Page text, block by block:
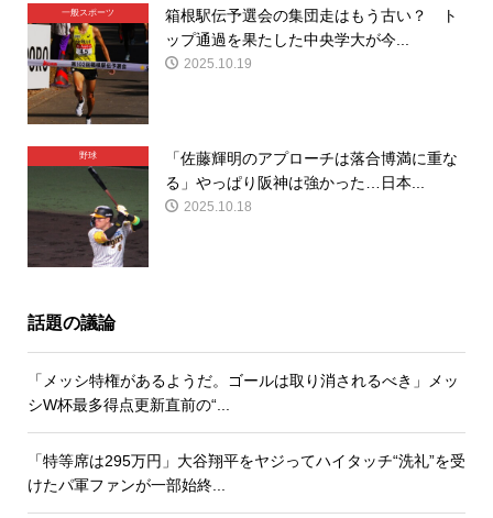
一般スポーツ
箱根駅伝予選会の集団走はもう古い？ ト
ップ通過を果たした中央学大が今...
2025.10.19
野球
「佐藤輝明のアプローチは落合博満に重な
る」やっぱり阪神は強かった…日本...
2025.10.18
話題の議論
「メッシ特権があるようだ。ゴールは取り消されるべき」メッ
シW杯最多得点更新直前の“...
「特等席は295万円」大谷翔平をヤジってハイタッチ“洗礼”を受
けたパ軍ファンが一部始終...